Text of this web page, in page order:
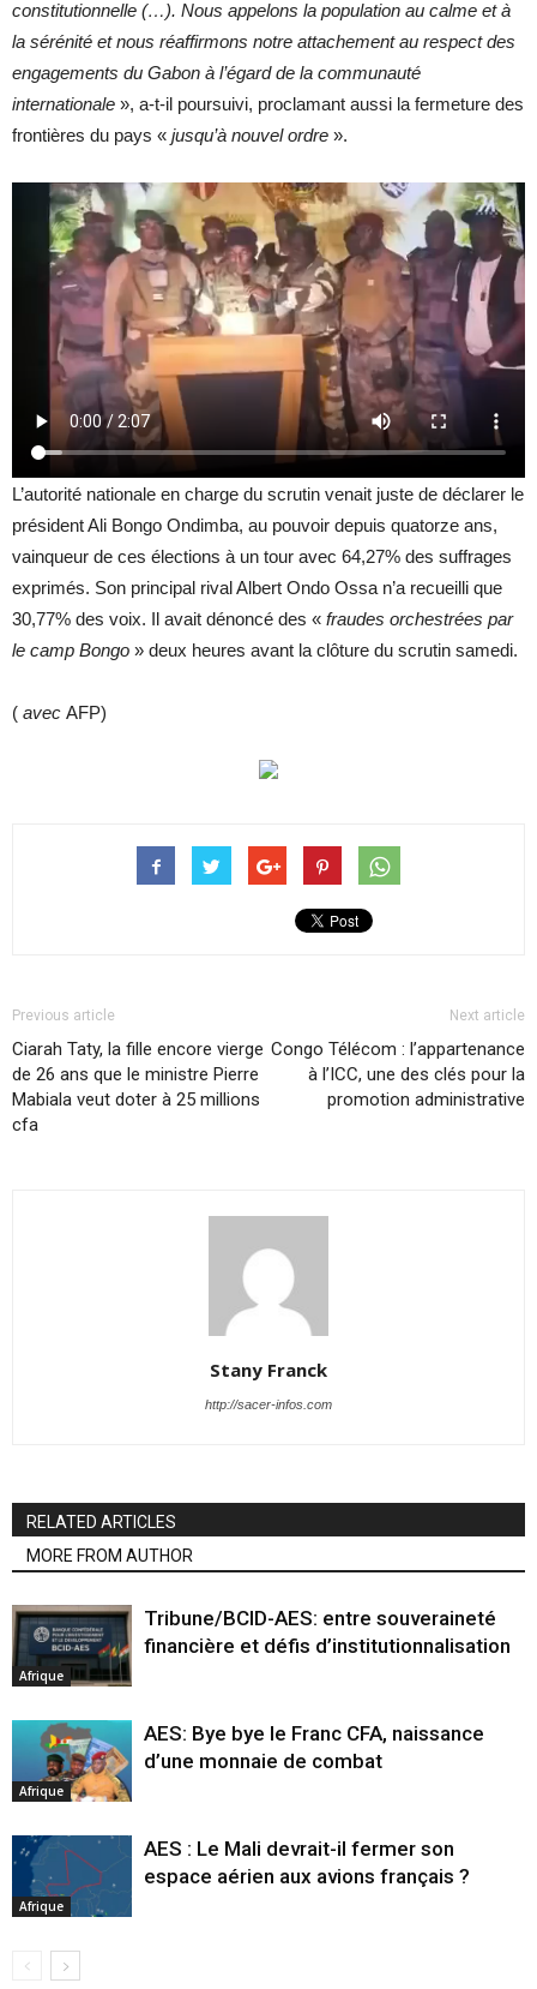
constitutionnelle (…). Nous appelons la population au calme et à
la sérénité et nous réaffirmons notre attachement au respect des
engagements du Gabon à l’égard de la communauté
internationale », a-t-il poursuivi, proclamant aussi la fermeture des
frontières du pays « jusqu’à nouvel ordre ».
L’autorité nationale en charge du scrutin venait juste de déclarer le
président Ali Bongo Ondimba, au pouvoir depuis quatorze ans,
vainqueur de ces élections à un tour avec 64,27% des suffrages
exprimés. Son principal rival Albert Ondo Ossa n’a recueilli que
30,77% des voix. Il avait dénoncé des « fraudes orchestrées par
le camp Bongo » deux heures avant la clôture du scrutin samedi.
( avec AFP)
Previous article
Ciarah Taty, la fille encore vierge
de 26 ans que le ministre Pierre
Mabiala veut doter à 25 millions
cfa
Next article
Congo Télécom : l’appartenance
à l’ICC, une des clés pour la
promotion administrative
Stany Franck
http://sacer-infos.com
RELATED ARTICLES
MORE FROM AUTHOR
Afrique
Tribune/BCID-AES: entre souveraineté
financière et défis d’institutionnalisation
Afrique
AES: Bye bye le Franc CFA, naissance
d’une monnaie de combat
Afrique
AES : Le Mali devrait-il fermer son
espace aérien aux avions français ?